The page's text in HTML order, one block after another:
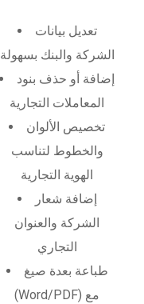
تعديل بيانات
الشركة والبنك بسهولة
إضافة أو حذف بنود
المعاملات التجارية
تخصيص الألوان
والخطوط لتناسب
الهوية التجارية
إضافة شعار
الشركة والعنوان
التجاري
طباعة بعدة صيغ
(Word/PDF) مع